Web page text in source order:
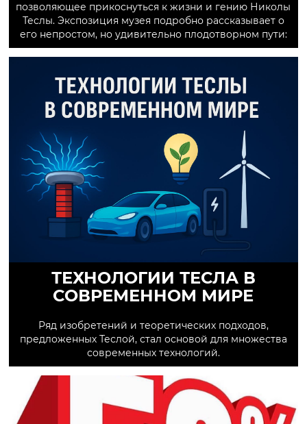
позволяющее прикоснуться к жизни и гению Николы
Теслы. Экспозиция музея подробно рассказывает о
его непростом, но удивительно плодотворном пути:
ТЕХНОЛОГИИ ТЕСЛА В
СОВРЕМЕННОМ МИРЕ
Ряд изобретений и теоретических подходов,
предложенных Теслой, стал основой для множества
современных технологий.